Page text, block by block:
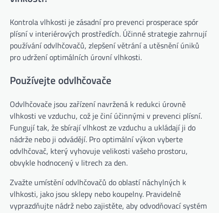
Kontrola vlhkosti je zásadní pro prevenci prosperace spór
plísní v interiérových prostředích. Účinné strategie zahrnují
používání odvlhčovačů, zlepšení větrání a utěsnění úniků
pro udržení optimálních úrovní vlhkosti.
Používejte odvlhčovače
Odvlhčovače jsou zařízení navržená k redukci úrovně
vlhkosti ve vzduchu, což je činí účinnými v prevenci plísní.
Fungují tak, že sbírají vlhkost ze vzduchu a ukládají ji do
nádrže nebo ji odvádějí. Pro optimální výkon vyberte
odvlhčovač, který vyhovuje velikosti vašeho prostoru,
obvykle hodnocený v litrech za den.
Zvažte umístění odvlhčovačů do oblastí náchylných k
vlhkosti, jako jsou sklepy nebo koupelny. Pravidelně
vyprazdňujte nádrž nebo zajistěte, aby odvodňovací systém